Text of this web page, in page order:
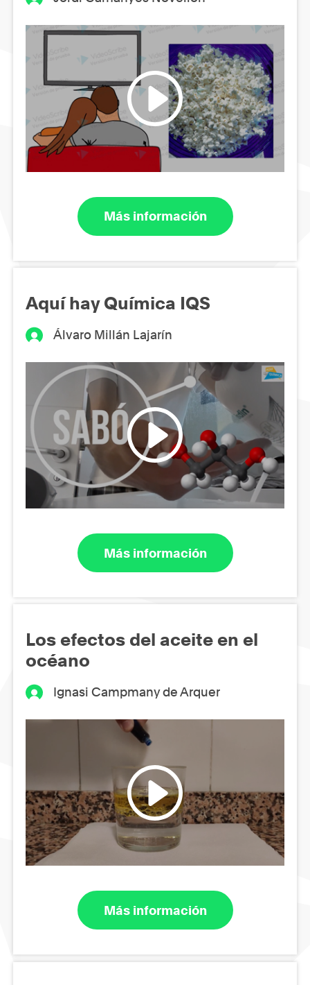
Más información
Aquí hay Química IQS
Álvaro Millán Lajarín
Más información
Los efectos del aceite en el
océano
Ignasi Campmany de Arquer
Más información